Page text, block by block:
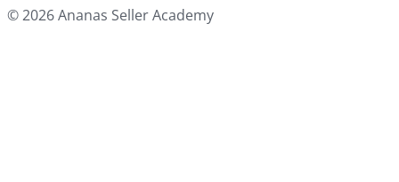
© 2026 Ananas Seller Academy